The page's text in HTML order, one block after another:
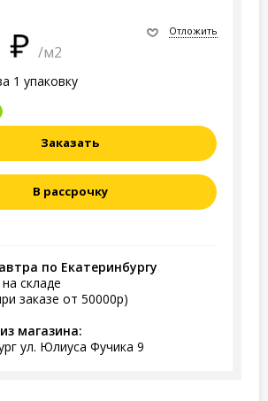
/м2
1 упаковку
Отложить
Заказать
В рассрочку
по Екатеринбургу
складе
заказе от 50000р)
магазина:
ул. Юлиуса Фучика 9